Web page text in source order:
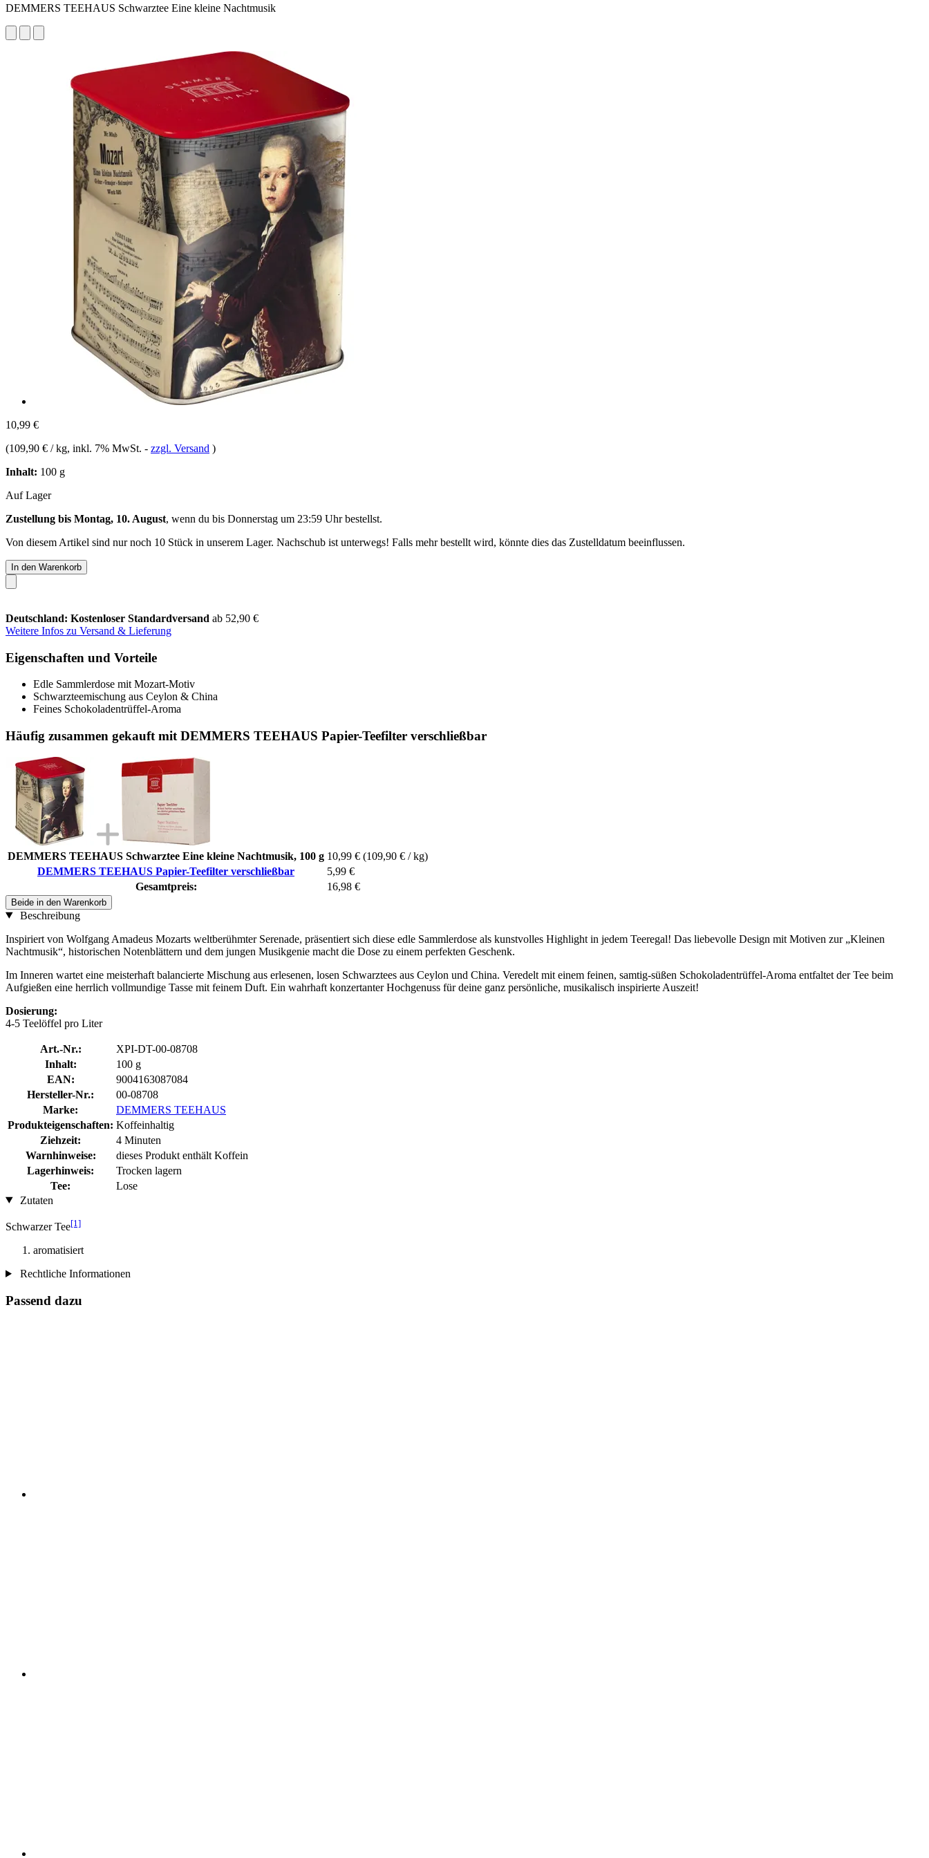
DEMMERS TEEHAUS Schwarztee Eine kleine Nachtmusik
10,99 €
(109,90 € / kg, inkl. 7% MwSt. - zzgl. Versand )
Inhalt: 100 g
Auf Lager
Zustellung bis Montag, 10. August, wenn du bis Donnerstag um 23:59 Uhrbestellst.
Von diesem Artikel sind nur noch 10 Stück in unserem Lager. Nachschub ist unterwegs! Falls mehr bestellt wird, könnte dies das Zustelldatum beeinflussen.
In den Warenkorb
Deutschland: Kostenloser Standardversand ab 52,90 €
Weitere Infos zu Versand & Lieferung
Eigenschaften und Vorteile
Edle Sammlerdose mit Mozart-Motiv
Schwarzteemischung aus Ceylon & China
Feines Schokoladentrüffel-Aroma
Häufig zusammen gekauft mit DEMMERS TEEHAUS Papier-Teefilter verschließbar
DEMMERS TEEHAUS Schwarztee Eine kleine Nachtmusik, 100 g 10,99 € (109,90 € / kg)
DEMMERS TEEHAUS Papier-Teefilter verschließbar
5,99 €
Gesamtpreis:
16,98 €
Beide in den Warenkorb
Beschreibung
Inspiriert von Wolfgang Amadeus Mozarts weltberühmter Serenade, präsentiert sich diese edle Sammlerdose als kunstvolles Highlight in jedem Teeregal! Das liebevolle Design mit Motiven zur „Kleinen
Nachtmusik“, historischen Notenblättern und dem jungen Musikgenie macht die Dose zu einem perfekten Geschenk.
Im Inneren wartet eine meisterhaft balancierte Mischung aus erlesenen, losen Schwarztees aus Ceylon und China. Veredelt mit einem feinen, samtig-süßen Schokoladentrüffel-Aroma entfaltet der Tee beim
Aufgießen eine herrlich vollmundige Tasse mit feinem Duft. Ein wahrhaft konzertanter Hochgenuss für deine ganz persönliche, musikalisch inspirierte Auszeit!
Dosierung:
4-5 Teelöffel pro Liter
Art.-Nr.:
XPI-DT-00-08708
Inhalt:
100 g
EAN:
9004163087084
Hersteller-Nr.:
00-08708
Marke:
DEMMERS TEEHAUS
Produkteigenschaften: Koffeinhaltig
Ziehzeit:
4 Minuten
Warnhinweise:
dieses Produkt enthält Koffein
Lagerhinweis:
Trocken lagern
Tee:
Lose
Zutaten
Schwarzer Tee[1]
aromatisiert
Rechtliche Informationen
Passend dazu